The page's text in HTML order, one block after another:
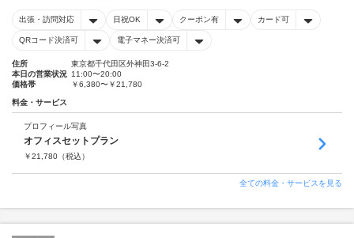
出張・訪問対応 日祝OK クーポン有 カード可
QRコード決済可 電子マネー決済可
住所
東京都千代田区外神田3-6-2
本日の営業状況 11:00〜20:00
価格帯
￥6,380〜￥21,780
料金・サービス
プロフィール写真
オフィスセットプラン
￥21,780 （税込）
全ての料金・サービスを見る